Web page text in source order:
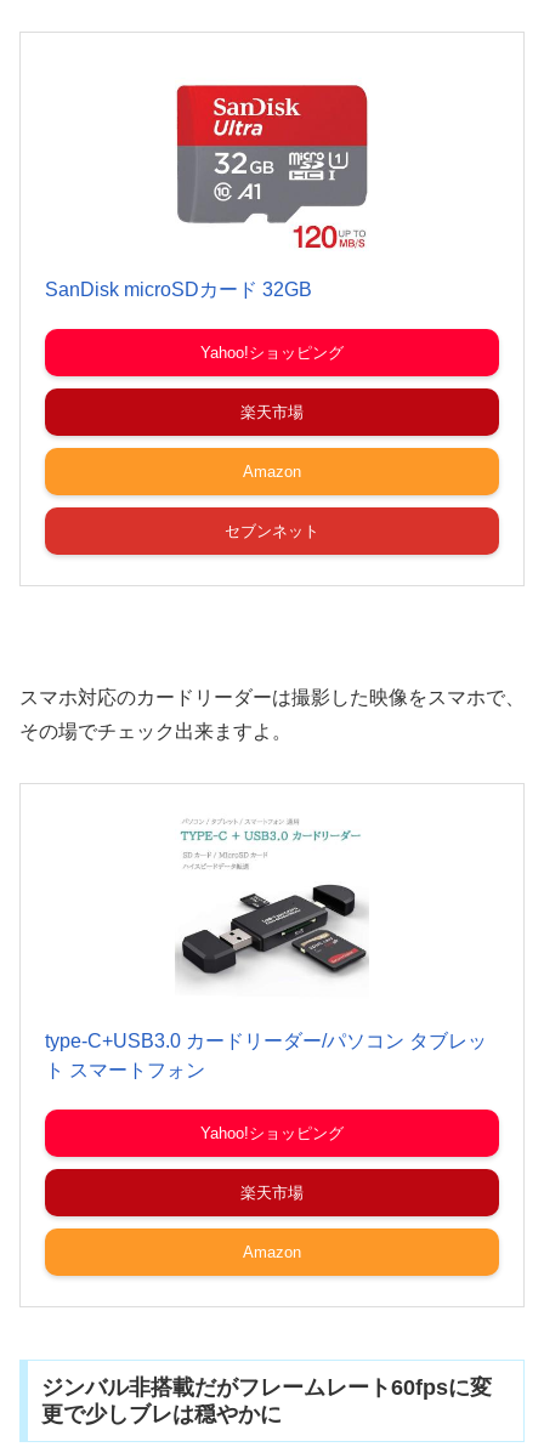
SanDisk microSDカード 32GB
Yahoo!ショッピング
楽天市場
Amazon
セブンネット
スマホ対応のカードリーダーは撮影した映像をスマホで、
その場でチェック出来ますよ。
type-C+USB3.0 カードリーダー/パソコン タブレッ
ト スマートフォン
Yahoo!ショッピング
楽天市場
Amazon
ジンバル非搭載だがフレームレート60fpsに変
更で少しブレは穏やかに